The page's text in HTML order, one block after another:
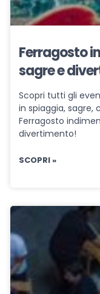
Ferragosto
sagre e
Scopri tutti gli
in spiaggia, sagre,
Ferragosto
divertimento!
SCOPRI »